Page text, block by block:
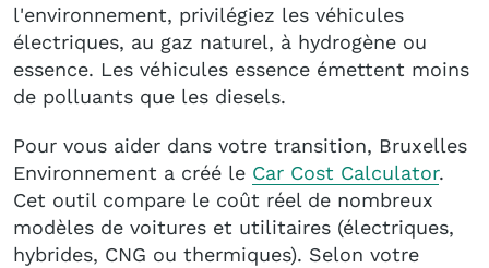
l'environnement, privilégiez les véhicules
électriques, au gaz naturel, à hydrogène ou
essence. Les véhicules essence émettent moins
de polluants que les diesels.
Pour vous aider dans votre transition, Bruxelles
Environnement a créé le Car Cost Calculator.
Cet outil compare le coût réel de nombreux
modèles de voitures et utilitaires (électriques,
hybrides, CNG ou thermiques). Selon votre